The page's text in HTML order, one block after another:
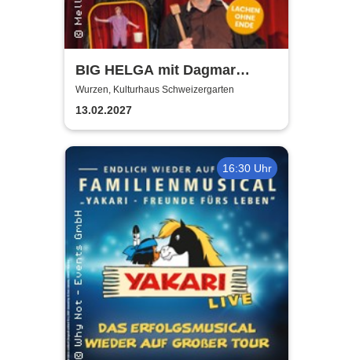
BIG HELGA mit Dagmar
Gelbke & Wolfgang Fliedler
Wurzen, Kulturhaus Schweizergarten
13.02.2027
16:30 Uhr